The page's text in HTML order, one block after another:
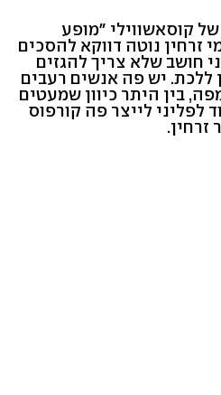
קוסאשווילי "מופע
זרחין נוטה דווקא להסכים
חושב שלא צריך להגזים
ללכת. יש פה אנשים רעבים
בין היתר כיוון שמעטים
לפליני לייצר פה קורפוס